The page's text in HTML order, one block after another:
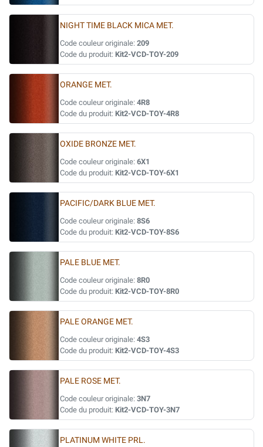
NIGHT TIME BLACK MICA MET.
Code couleur originale: 209
Code du produit: Kit2-VCD-TOY-209
ORANGE MET.
Code couleur originale: 4R8
Code du produit: Kit2-VCD-TOY-4R8
OXIDE BRONZE MET.
Code couleur originale: 6X1
Code du produit: Kit2-VCD-TOY-6X1
PACIFIC/DARK BLUE MET.
Code couleur originale: 8S6
Code du produit: Kit2-VCD-TOY-8S6
PALE BLUE MET.
Code couleur originale: 8R0
Code du produit: Kit2-VCD-TOY-8R0
PALE ORANGE MET.
Code couleur originale: 4S3
Code du produit: Kit2-VCD-TOY-4S3
PALE ROSE MET.
Code couleur originale: 3N7
Code du produit: Kit2-VCD-TOY-3N7
PLATINUM WHITE PRL.